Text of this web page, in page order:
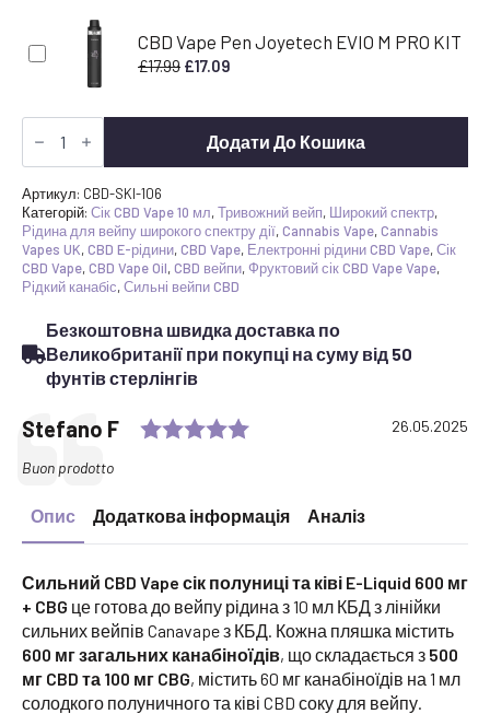
CBD Vape Pen Joyetech EVIO M PRO KIT
£17.99 Оригінальна
£17.09
Сильний
CBD
полуниці
та
ківі
E-
Liquid
600mg
+
кількість
Додати До Кошика
Артикул: CBD-SKI-106
Категорій: Сік CBD Vape 10 мл,Тривожний вейп, Широкий спектр,
Рідина для вейпу широкого спектру дії,Cannabis Vape,Cannabis
Vapes UK,CBD E-рідини,CBD Vape, Електронні рідини CBD Vape,Сік
CBD Vape,CBD Vape Oil,CBD вейпи,Фруктовий сік CBD Vape Vape,
Рідкий канабіс,Сильні вейпи CBD
Безкоштовна швидка доставка по
Великобританії при покупці на суму від 50
фунтів стерлінгів
Testimonial
Автор:
Stefano F Rating: 5.0 out of 5 stars
Побачення:
26.05.2025
Текст:
Buon prodotto
Опис Додаткова інформація Аналіз
Сильний CBD Vape сік полуниці та ківі E-Liquid 600 мг
+ CBG це готова до вейпу рідина з 10 мл КБД з лінійки
сильних вейпів Canavape з КБД. Кожна пляшка містить
600 мг загальних канабіноїдів, що складається з 500
мг CBD та 100 мг CBG, містить 60 мг канабіноїдів на 1 мл
солодкого полуничного та ківі CBD соку для вейпу.